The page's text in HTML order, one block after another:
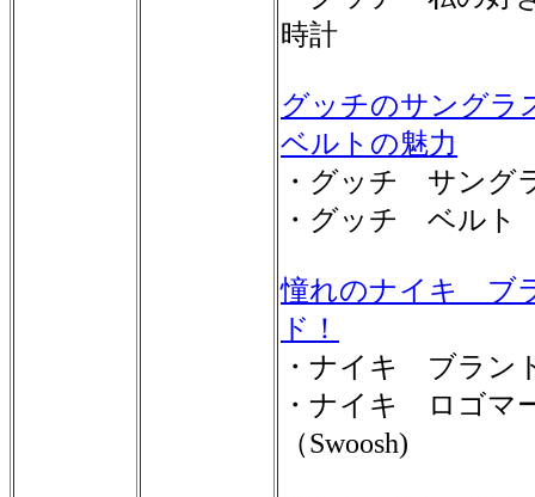
時計
グッチのサングラ
ベルトの魅力
・グッチ サング
・グッチ ベルト
憧れのナイキ ブ
ド！
・ナイキ ブラン
・ナイキ ロゴマ
（Swoosh)